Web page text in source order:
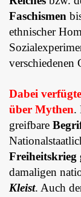
Faschismen
ethnischer
verschiedenen
Dabei
über Mythen.
greifbare
Freiheitskrieg
damaligen
Kleist. Auch